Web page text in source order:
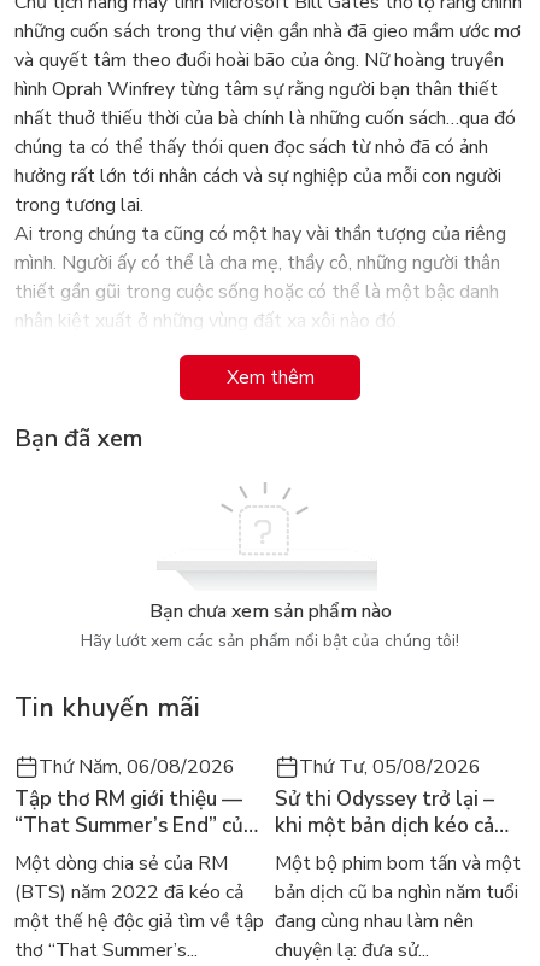
những cuốn sách trong thư viện gần nhà đã gieo mầm ước mơ
và quyết tâm theo đuổi hoài bão của ông. Nữ hoàng truyền
hình Oprah Winfrey từng tâm sự rằng người bạn thân thiết
nhất thuở thiếu thời của bà chính là những cuốn sách…qua đó
chúng ta có thể thấy thói quen đọc sách từ nhỏ đã có ảnh
hưởng rất lớn tới nhân cách và sự nghiệp của mỗi con người
trong tương lai.
Ai trong chúng ta cũng có một hay vài thần tượng của riêng
mình. Người ấy có thể là cha mẹ, thầy cô, những người thân
thiết gần gũi trong cuộc sống hoặc có thể là một bậc danh
nhân kiệt xuất ở những vùng đất xa xôi nào đó.
Bộ TUYỂN TẬP TRUYỆN TRANH DANH NH N THẾ GIỚI
bao gồm các nhà khoa học, vận động viên, họa sỹ, nghệ sỹ…sẽ
giúp các bạn khám phá thêm những gương mặt rất đáng
ngưỡng mộ. Đây là bộ truyện diễn tả rất chân thực và sinh
khi họ đạt được những thành công rực rỡ trong sự nghiệp, góp
phần làm thay đổi thế giới. Chắc chắn các bạn sẽ rất thán
phục bởi không phải ngay từ khi sinh ra, tất cả các vị danh
nhân đã có những điều kiện về vật chất và tinh thần để dễ
dàng đạt được thành tựu đáng tự hào mà cho đến nay thế
giới vẫn ngợi ca.
Xem thêm
Bạn đã xem
Bạn chưa xem sản phẩm nào
Hãy lướt xem các sản phẩm nổi bật của chúng tôi!
Tin khuyến mãi
Thứ Năm, 06/08/2026
Tập thơ RM giới thiệu —
“That Summer’s End” của
Lee Seong-bok ra mắt bản
tiếng Anh sau 4 năm gây
sốt
Một dòng chia sẻ của RM
(BTS) năm 2022 đã kéo cả
một thế hệ độc giả tìm về tập
thơ “That Summer’s...
Thứ Tư, 05/08/2026
Sử thi Odyssey trở lại –
khi một bản dịch kéo cả
thế giới về với văn học
kinh điển
Một bộ phim bom tấn và một
bản dịch cũ ba nghìn năm tuổi
đang cùng nhau làm nên
chuyện lạ: đưa sử...